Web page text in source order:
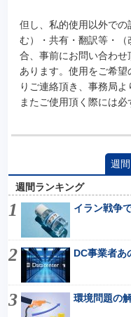
但し、私的使用以外で
む）・共有・翻訳等・
合、事前にお問い合わ
あります。使用をご希望
りご連絡頂き、事務局よ
またご使用頂く際には必
週間
週間ランキング
イラン戦争
DC事業者あ
環境問題の